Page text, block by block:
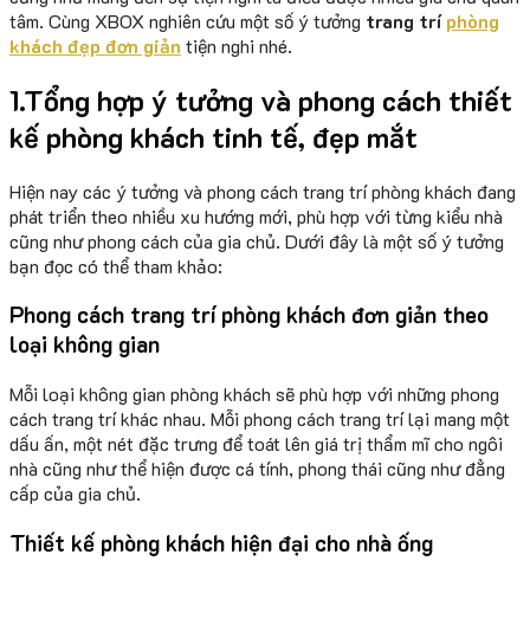
tâm. Cùng XBOX nghiên cứu một số ý tưởng trang tríphòng
khách đẹp đơn giản tiện nghi nhé.
1.Tổng hợp ý tưởng và phong cách thiết
kế phòng khách tinh tế, đẹp mắt
Hiện nay các ý tưởng và phong cách trang trí phòng khách đang
phát triển theo nhiều xu hướng mới, phù hợp với từng kiểu nhà
cũng như phong cách của gia chủ. Dưới đây là một số ý tưởng
bạn đọc có thể tham khảo:
Phong cách trang trí phòng khách đơn giản theo
loại không gian
Mỗi loại không gian phòng khách sẽ phù hợp với những phong
cách trang trí khác nhau. Mỗi phong cách trang trí lại mang một
dấu ấn, một nét đặc trưng để toát lên giá trị thẩm mĩ cho ngôi
nhà cũng như thể hiện được cá tính, phong thái cũng như đẳng
cấp của gia chủ.
Thiết kế phòng khách hiện đại cho nhà ống